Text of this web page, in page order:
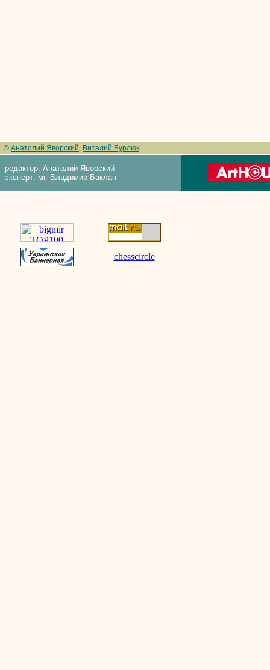
© Анатолий Яворский, Виталий Бурлюк
редактор: Анатолий Яворский
эксперт: мг. Владимир Баклан
chesscircle